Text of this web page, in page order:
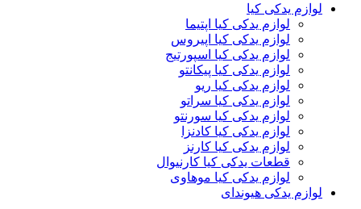
لوازم یدکی کیا
لوازم یدکی کیا اپتیما
لوازم یدکی کیا اپیروس
لوازم یدکی کیا اسپورتیج
لوازم یدکی کیا پیکانتو
لوازم یدکی کیا ریو
لوازم یدکی کیا سراتو
لوازم یدکی کیا سورنتو
لوازم یدکی کیا کادنزا
لوازم یدکی کیا کارنز
قطعات یدکی کیا کارنیوال
لوازم یدکی کیا موهاوی
لوازم یدکی هیوندای